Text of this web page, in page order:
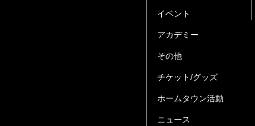
イベント
アカデミー
その他
チケット/グッズ
ホームタウン活動
ニュース